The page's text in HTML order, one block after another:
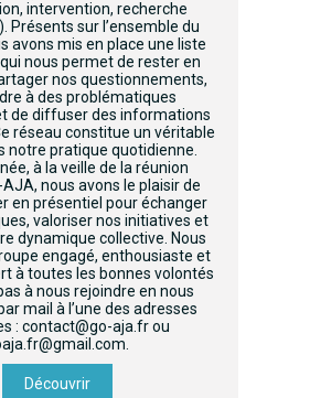
intervention, recherche
Présents sur l’ensemble du
avons mis en place une liste
nous permet de rester en
nos questionnements,
à des problématiques
de diffuser des informations
réseau constitue un véritable
notre pratique quotidienne.
à la veille de la réunion
nous avons le plaisir de
en présentiel pour échanger
valoriser nos initiatives et
dynamique collective. Nous
engagé, enthousiaste et
à toutes les bonnes volontés
à nous rejoindre en nous
mail à l’une des adresses
: contact@go-aja.fr ou
Découvrir